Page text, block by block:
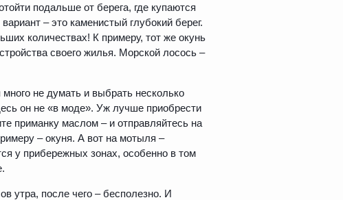
подальше от берега, где купаются
– это каменистый глубокий берег.
количествах! К примеру, тот же окунь
своего жилья. Морской лосось –
не думать и выбрать несколько
он не «в моде». Уж лучше приобрести
приманку маслом – и отправляйтесь на
– окуня. А вот на мотыля –
у прибережных зонах, особенно в том
утра, после чего – бесполезно. И